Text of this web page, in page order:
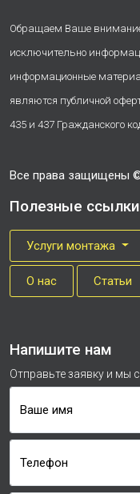
Обращаем Ваше внимание
исключительно
информационные
являются публичной
435 и 437 Гражданского
Все права защищены
Полезные ссылки
Услуги монтажа
О нас Cтатьи
Напишите нам
Отправьте заявку и мы
Ваше имя
Телефон